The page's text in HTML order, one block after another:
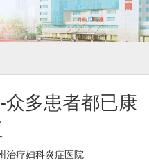
多患者都已康
治疗妇科炎症医院